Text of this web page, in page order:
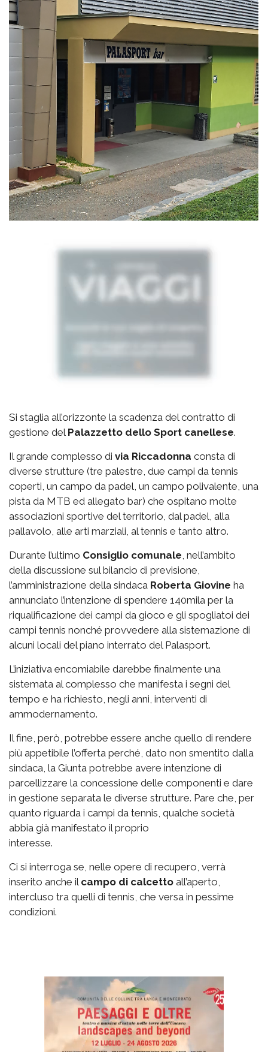
Si staglia all’orizzonte la scadenza del contratto di
gestione del Palazzetto dello Sport canellese.
Il grande complesso di via Riccadonna consta di
diverse strutture (tre palestre, due campi da tennis
coperti, un campo da padel, un campo polivalente, una
pista da MTB ed allegato bar) che ospitano molte
associazioni sportive del territorio, dal padel, alla
pallavolo, alle arti marziali, al tennis e tanto altro.
Durante l’ultimo Consiglio comunale, nell’ambito
della discussione sul bilancio di previsione,
l’amministrazione della sindaca Roberta Giovine ha
annunciato l’intenzione di spendere 140mila per la
riqualificazione dei campi da gioco e gli spogliatoi dei
campi tennis nonché provvedere alla sistemazione di
alcuni locali del piano interrato del Palasport.
L’iniziativa encomiabile darebbe finalmente una
sistemata al complesso che manifesta i segni del
tempo e ha richiesto, negli anni, interventi di
ammodernamento.
Il fine, però, potrebbe essere anche quello di rendere
più appetibile l’offerta perché, dato non smentito dalla
sindaca, la Giunta potrebbe avere intenzione di
parcellizzare la concessione delle componenti e dare
in gestione separata le diverse strutture. Pare che, per
quanto riguarda i campi da tennis, qualche società
abbia già manifestato il proprio
interesse.
Ci si interroga se, nelle opere di recupero, verrà
inserito anche il campo di calcetto all’aperto,
intercluso tra quelli di tennis, che versa in pessime
condizioni.